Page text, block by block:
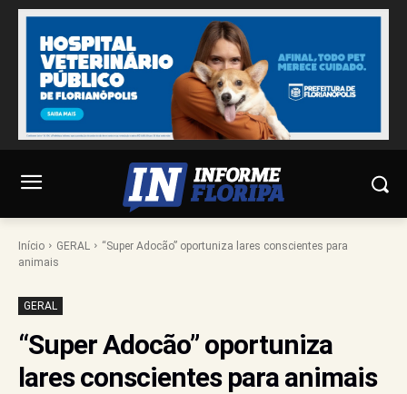
Início GERAL
“Super Adocão” oportuniza lares conscientes para
animais
GERAL
“Super Adocão” oportuniza
lares conscientes para animais